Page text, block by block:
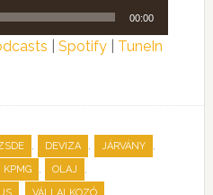
00:00
Spotify| TuneIn
, DEVIZA , JÁRVÁNY ,
KPMG , OLAJ ,
,